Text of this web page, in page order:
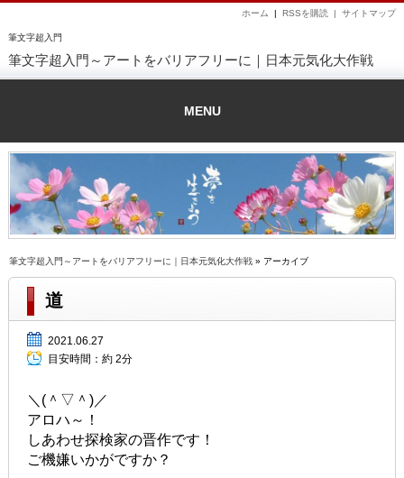
筆文字超入門
サイトマップ
RSSを購読 |
ホーム |
筆文字超入門～アートをバリアフリーに｜日本元気化大作戦
MENU
筆文字超入門～アートをバリアフリーに｜日本元気化大作戦 » アーカイブ
道
2021.06.27
目安時間： 約 2分
＼(＾▽＾)／
アロハ～！
しあわせ探検家の晋作です！
ご機嫌いかがですか？